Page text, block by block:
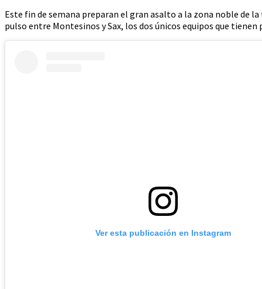
Este fin de semana preparan el gran asalto a la zona noble de
pulso entre Montesinos y Sax, los dos únicos equipos que tienen
Ver esta publicación en Instagram